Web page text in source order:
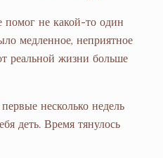
помог не какой-то один
медленное, неприятное
реальной жизни больше
несколько недель
деть. Время тянулось